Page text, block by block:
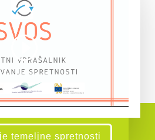
temeljne spretnosti